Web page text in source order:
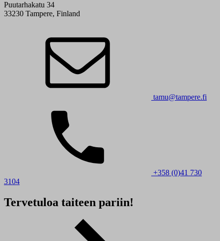
Puutarhakatu 34
33230 Tampere, Finland
tamu@tampere.fi
+358 (0)41 730
3104
Tervetuloa taiteen pariin!